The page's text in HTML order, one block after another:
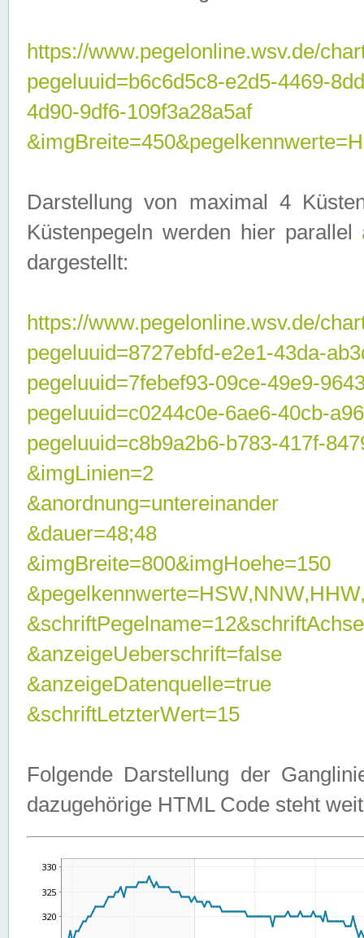
https://www.pegelonline.wsv.de/
pegeluuid=b6c6d5c8-e2d5-4469-
4d90-9df6-109f3a28a5af
Darstellung von maximal 4
Küstenpegeln werden hier parallel
dargestellt:
https://www.pegelonline.wsv.de/
pegeluuid=8727ebfd-e2e1-43da-
pegeluuid=7febef93-09ce-49e9-
pegeluuid=c0244c0e-6ae6-40cb-
pegeluuid=c8b9a2b6-b783-417f-
&imgLinien=2
&anordnung=untereinander
&dauer=48;48
&imgBreite=800&imgHoehe=150
&anzeigeUeberschrift=false
&anzeigeDatenquelle=true
&schriftLetzterWert=15
Folgende Darstellung der
dazugehörige HTML Code steht